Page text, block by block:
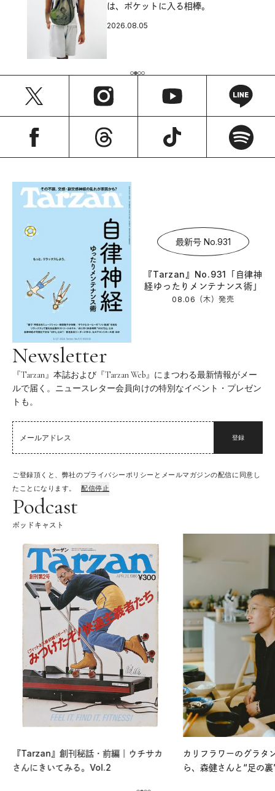
は、ポケットに入る相棒。
2026.08.05
最新号 No.931
『Tarzan』No.931「自律神
経ゆったりメンテナンス術」
08.06（木）発売
Newsletter
『Tarzan』本誌および『Tarzan Web』にまつわる最新情報がメー
ルで届く。ニュースレター会員向けの特別なイベント・プレゼン
トも。
登録
ご登録頂くと、弊社のプライバシーポリシーとメールマガジンの配信に同意し
たことになります。
配信停止
Podcast
ポッドキャスト
『Tarzan』創刊秘話・前編｜ウチサカ
さんにきいてみる。Vol.2
カリフラワーのグラタ
ら、森健さんと“足の